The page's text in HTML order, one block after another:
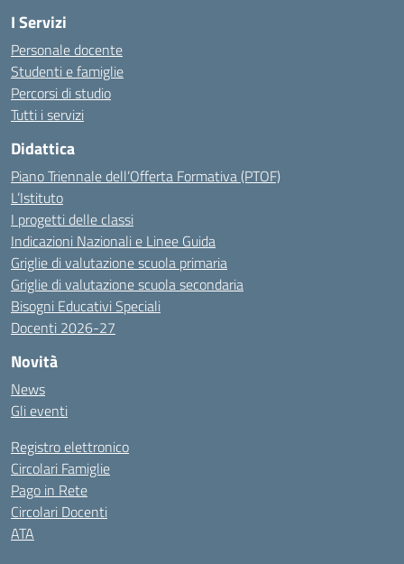
I Servizi
Personale docente
Studenti e famiglie
Percorsi di studio
Tutti i servizi
Didattica
Piano Triennale dell’Offerta Formativa (PTOF)
L’Istituto
I progetti delle classi
Indicazioni Nazionali e Linee Guida
Griglie di valutazione scuola primaria
Griglie di valutazione scuola secondaria
Bisogni Educativi Speciali
Docenti 2026-27
Novità
News
Gli eventi
Registro elettronico
Circolari Famiglie
Pago in Rete
Circolari Docenti
ATA